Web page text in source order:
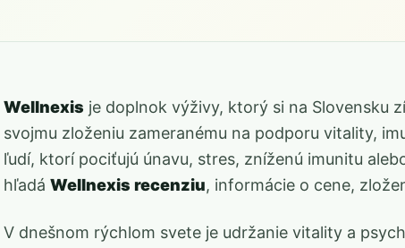
Wellnexis je doplnok výživy, ktorý si na Slovensku
svojmu zloženiu zameranému na podporu vitality,
ľudí, ktorí pociťujú únavu, stres, zníženú imunitu
hľadá Wellnexis recenziu, informácie o cene,
V dnešnom rýchlom svete je udržanie vitality a